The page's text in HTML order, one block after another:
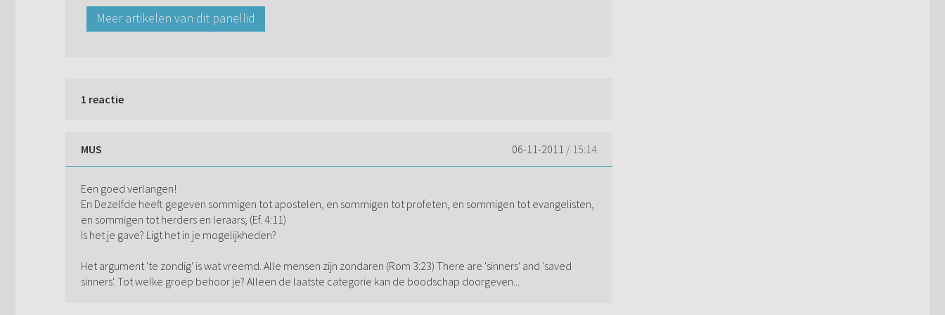
Meer artikelen van dit panellid
1 reactie
MUS 06-11-2011 / 15:14
Een goed verlangen!
En Dezelfde heeft gegeven sommigen tot apostelen, en sommigen tot profeten, en sommigen tot evangelisten,
en sommigen tot herders en leraars; (Ef. 4:11)
Is het je gave? Ligt het in je mogelijkheden?
Het argument 'te zondig' is wat vreemd. Alle mensen zijn zondaren (Rom 3:23) There are 'sinners' and 'saved
sinners'. Tot welke groep behoor je? Alleen de laatste categorie kan de boodschap doorgeven...